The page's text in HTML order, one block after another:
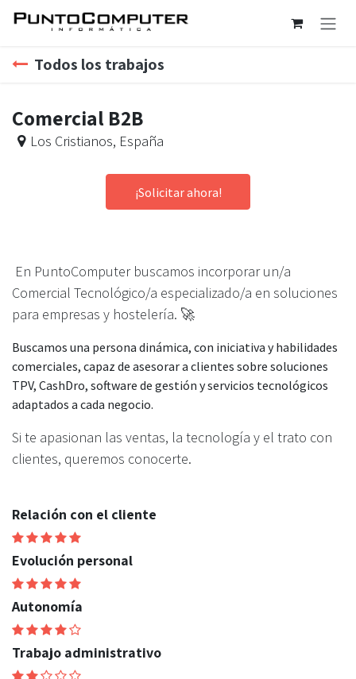
Ir al contenido
Todos los trabajos
Comercial B2B
Los Cristianos, España
¡Solicitar ahora!
En PuntoComputer buscamos incorporar un/a
Comercial Tecnológico/a especializado/a en soluciones
para empresas y hostelería. 🚀
Buscamos una persona dinámica, con iniciativa y habilidades
comerciales, capaz de asesorar a clientes sobre soluciones
TPV, CashDro, software de gestión y servicios tecnológicos
adaptados a cada negocio.
Si te apasionan las ventas, la tecnología y el trato con
clientes, queremos conocerte.
Relación con el cliente
Evolución personal
Autonomía
Trabajo administrativo